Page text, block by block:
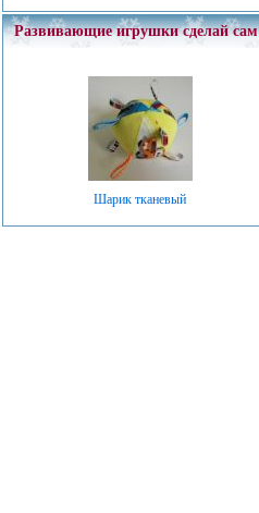
Развивающие игрушки сделай сам
Шарик тканевый